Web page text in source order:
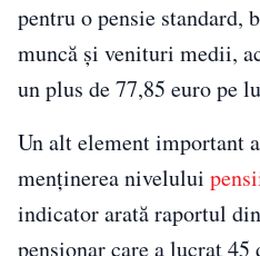
pentru o pensie standard,
muncă și venituri medii,
un plus de 77,85 euro pe
Un alt element important
menținerea nivelului
indicator arată raportul
pensionar care a lucrat